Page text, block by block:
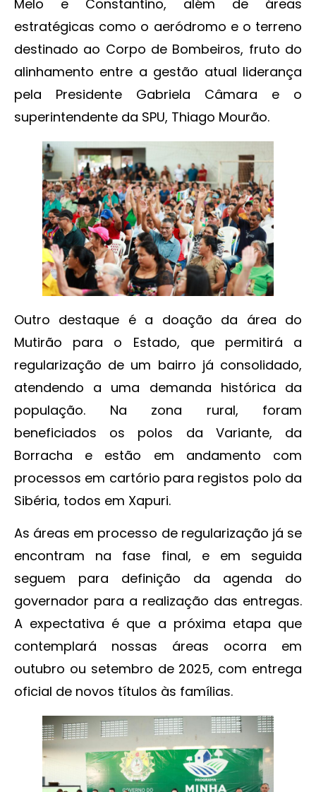
Melo e Constantino, além de áreas
estratégicas como o aeródromo e o terreno
destinado ao Corpo de Bombeiros, fruto do
alinhamento entre a gestão atual liderança
pela Presidente Gabriela Câmara e o
superintendente da SPU, Thiago Mourão.
Outro destaque é a doação da área do
Mutirão para o Estado, que permitirá a
regularização de um bairro já consolidado,
atendendo a uma demanda histórica da
população. Na zona rural, foram
beneficiados os polos da Variante, da
Borracha e estão em andamento com
processos em cartório para registos polo da
Sibéria, todos em Xapuri.
As áreas em processo de regularização já se
encontram na fase final, e em seguida
seguem para definição da agenda do
governador para a realização das entregas.
A expectativa é que a próxima etapa que
contemplará nossas áreas ocorra em
outubro ou setembro de 2025, com entrega
oficial de novos títulos às famílias.